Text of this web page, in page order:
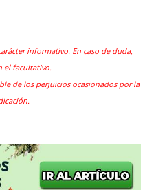
informativo. En caso de duda,
el facultativo.
de los perjuicios ocasionados por la